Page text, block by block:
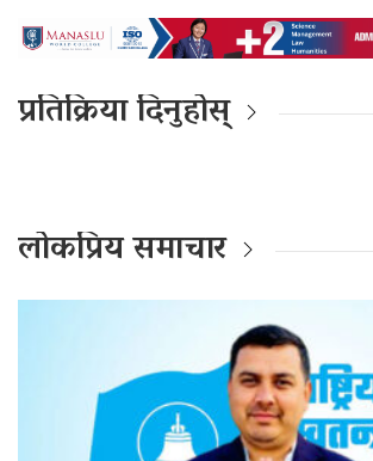
प्रतिक्रिया दिनुहोस्
लोकप्रिय समाचार